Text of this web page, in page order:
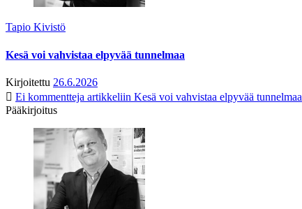
Tapio Kivistö
Kesä voi vahvistaa elpyvää tunnelmaa
Kirjoitettu 26.6.2026
Ei kommentteja artikkeliin Kesä voi vahvistaa elpyvää tunnelmaa
Pääkirjoitus